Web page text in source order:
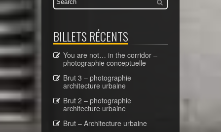
BILLETS RÉCENTS
You are not… in the corridor –
photographie conceptuelle
Brut 3 – photographie
architecture urbaine
Brut 2 – photographie
architecture urbaine
Brut – Architecture urbaine